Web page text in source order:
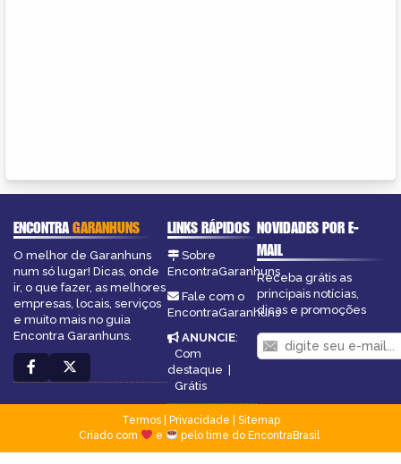
ENCONTRAGARANHUNS
O melhor de Garanhuns
num só lugar! Dicas, onde
ir, o que fazer, as melhores
empresas, locais, serviços
e muito mais no guia
Encontra Garanhuns.
LINKS RÁPIDOS
Sobre
EncontraGaranhuns
Fale com o
EncontraGaranhuns
ANUNCIE:
Com
destaque |
Grátis
NOVIDADES POR E-
MAIL
Receba grátis as
principais notícias,
dicas e promoções
Termos| Privacidade
Sitemap
Criado com
e pelo time do EncontraBrasil